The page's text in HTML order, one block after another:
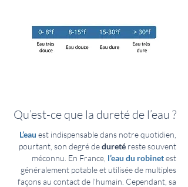
Qu’est-ce que la dureté de l’eau ?
L’eau est indispensable dans notre quotidien,
pourtant, son degré dedureté reste souvent
méconnu. En France, l’eau du robinetest
généralement potable et utilisée de multiples
façons au contact de l’humain. Cependant, sa